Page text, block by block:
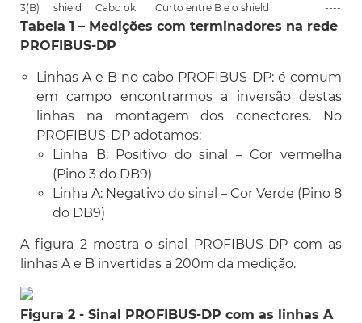
3(B)
shield Cabo ok Curto entre B e o shield ----
Tabela 1 – Medições com terminadores na rede
PROFIBUS-DP
Linhas A e B no cabo PROFIBUS-DP: é comum
em campo encontrarmos a inversão destas
linhas na montagem dos conectores. No
PROFIBUS-DP adotamos:
Linha B: Positivo do sinal – Cor vermelha
(Pino 3 do DB9)
Linha A: Negativo do sinal – Cor Verde (Pino 8
do DB9)
A figura 2 mostra o sinal PROFIBUS-DP com as
linhas A e B invertidas a 200m da medição.
Figura 2 - Sinal PROFIBUS-DP com as linhas A